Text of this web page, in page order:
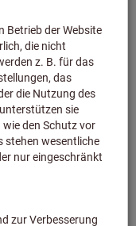
perfekt
liegen.
90° mit